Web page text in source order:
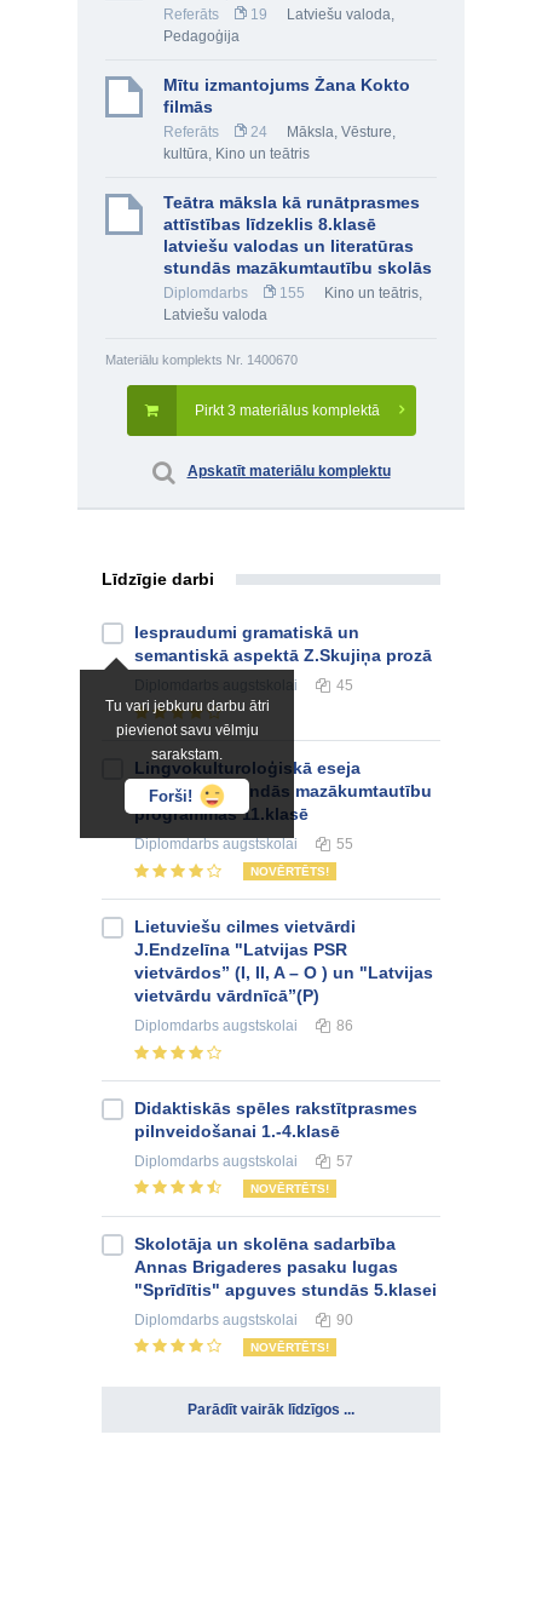
Referāts 19 Latviešu valoda,
Pedagoģija
Mītu izmantojums Žana Kokto
filmās
Referāts 24 Māksla, Vēsture,
kultūra, Kino un teātris
Teātra māksla kā runātprasmes
attīstības līdzeklis 8.klasē
latviešu valodas un literatūras
stundās mazākumtautību skolās
Diplomdarbs 155 Kino un teātris,
Latviešu valoda
Materiālu komplekts Nr. 1400670
Pirkt 3 materiālus komplektā
Apskatīt materiālu komplektu
Līdzīgie darbi
Tu vari jebkuru darbu ātri
pievienot savu vēlmju
sarakstam.
Forši!
Iespraudumi gramatiskā un
semantiskā aspektā Z.Skujiņa prozā
augstskolai 45
Lingvokulturoloģiskā eseja
literatūras stundās mazākumtautību
programmas 11.klasē
Diplomdarbsaugstskolai 55
NOVĒRTĒTS!
Lietuviešu cilmes vietvārdi
J.Endzelīna "Latvijas PSR
vietvārdos” (I, II, A – O ) un "Latvijas
vietvārdu vārdnīcā”(P)
Diplomdarbs augstskolai 86
Didaktiskās spēles rakstītprasmes
pilnveidošanai 1.-4.klasē
Diplomdarbs augstskolai 57
NOVĒRTĒTS!
Skolotāja un skolēna sadarbība
Annas Brigaderes pasaku lugas
"Sprīdītis" apguves stundās 5.klasei
Diplomdarbs augstskolai 90
NOVĒRTĒTS!
Parādīt vairāk līdzīgos ...